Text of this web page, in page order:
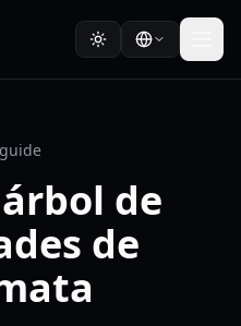
de
de